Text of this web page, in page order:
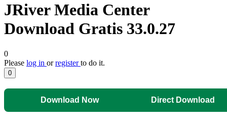
JRiver Media Center
Download Gratis 33.0.27
0
Please log in orregisterto do it.
0
Download Now Direct Download